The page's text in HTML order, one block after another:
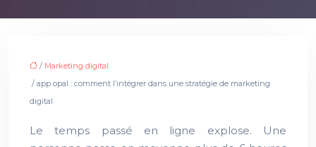
/ Marketing digital
/ app opal : comment l’intégrer dans une stratégie de marketing
digital
Le temps passé en ligne explose. Une